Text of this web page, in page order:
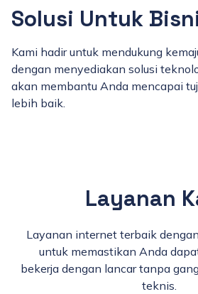
Solusi Untuk
Kami hadir untuk mendukung
dengan menyediakan solusi
akan membantu Anda mencapai
lebih baik.
Layanan
Layanan internet terbaik
untuk memastikan Anda
bekerja dengan lancar tanpa
teknis.